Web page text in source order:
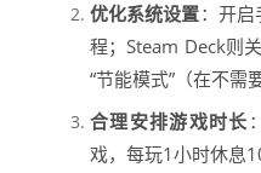
优化系统设置：开启
程；Steam Deck则
“节能模式”（在不需
合理安排游戏时长
戏，每玩1小时休息